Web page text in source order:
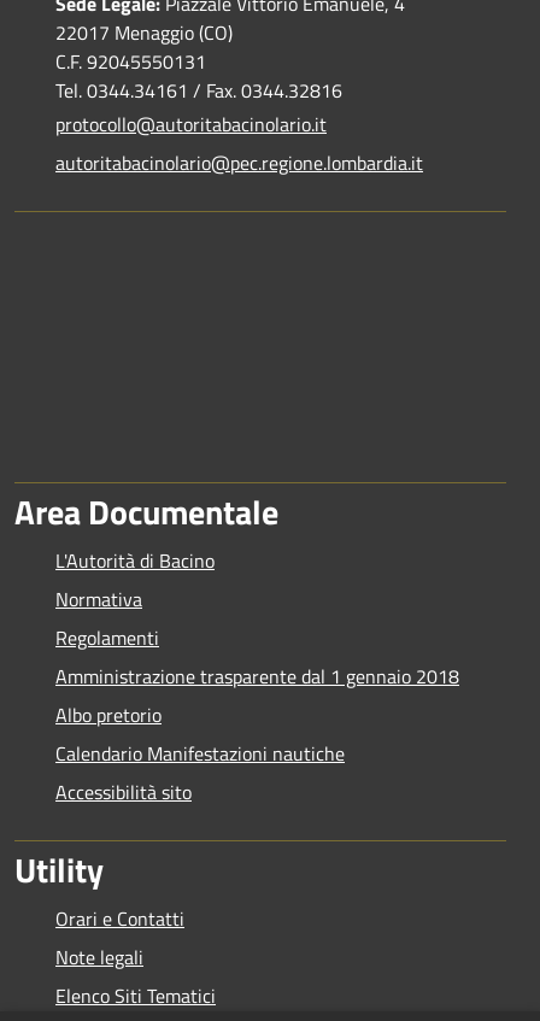
22017 Menaggio (CO)
C.F. 92045550131
Tel. 0344.34161 / Fax. 0344.32816
protocollo@autoritabacinolario.it
autoritabacinolario@pec.regione.lombardia.it
Area Documentale
L'Autorità di Bacino
Normativa
Regolamenti
Amministrazione trasparente dal 1 gennaio 2018
Albo pretorio
Calendario Manifestazioni nautiche
Accessibilità sito
Utility
Orari e Contatti
Note legali
Elenco Siti Tematici